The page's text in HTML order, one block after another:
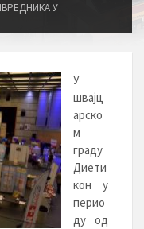
У
У
швајц
арско
м
граду
Диети
кон у
перио
ду од